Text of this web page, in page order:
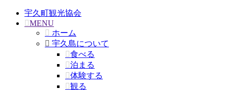
宇久町観光協会
MENU
ホーム
宇久島について
食べる
泊まる
体験する
観る